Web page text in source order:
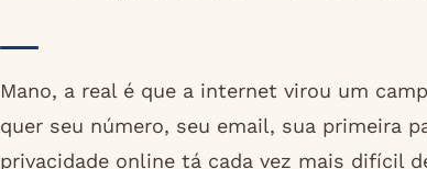
Mano, a real é que a internet virou um
quer seu número, seu email, sua primeira
privacidade online tá cada vez mais difícil